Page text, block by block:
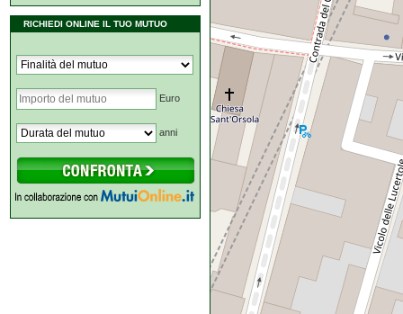
RICHIEDI ONLINE IL TUO MUTUO
Euro
anni